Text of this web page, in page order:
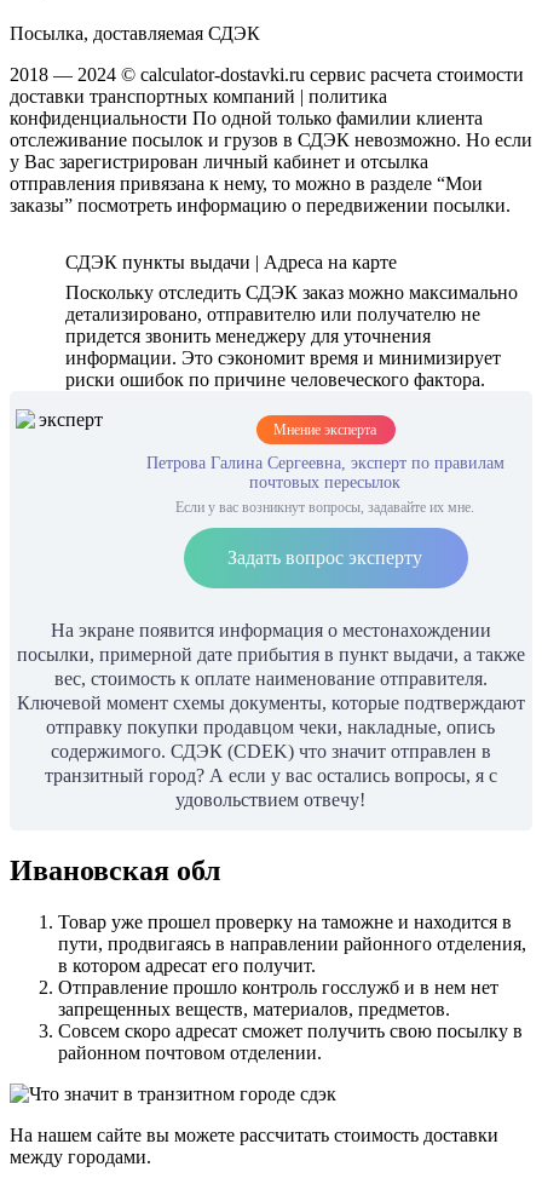
Посылка, доставляемая СДЭК
2018 — 2024 © calculator-dostavki.ru сервис расчета стоимости
доставки транспортных компаний | политика
конфиденциальности По одной только фамилии клиента
отслеживание посылок и грузов в СДЭК невозможно. Но если
у Вас зарегистрирован личный кабинет и отсылка
отправления привязана к нему, то можно в разделе “Мои
заказы” посмотреть информацию о передвижении посылки.
СДЭК пункты выдачи | Адреса на карте
Поскольку отследить СДЭК заказ можно максимально
детализировано, отправителю или получателю не
придется звонить менеджеру для уточнения
информации. Это сэкономит время и минимизирует
риски ошибок по причине человеческого фактора.
Мнение эксперта
Петрова Галина Сергеевна, эксперт по правилам
почтовых пересылок
Если у вас возникнут вопросы, задавайте их мне.
Задать вопрос эксперту
На экране появится информация о местонахождении
посылки, примерной дате прибытия в пункт выдачи, а также
вес, стоимость к оплате наименование отправителя.
Ключевой момент схемы документы, которые подтверждают
отправку покупки продавцом чеки, накладные, опись
содержимого. СДЭК (CDEK) что значит отправлен в
транзитный город? А если у вас остались вопросы, я с
удовольствием отвечу!
Ивановская обл
Товар уже прошел проверку на таможне и находится в
пути, продвигаясь в направлении районного отделения,
в котором адресат его получит.
Отправление прошло контроль госслужб и в нем нет
запрещенных веществ, материалов, предметов.
Совсем скоро адресат сможет получить свою посылку в
районном почтовом отделении.
На нашем сайте вы можете рассчитать стоимость доставки
между городами.